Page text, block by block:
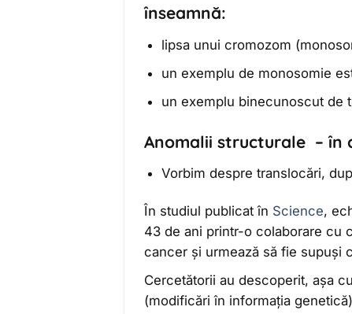
înseamnă:
lipsa unui cromozom
un exemplu de monosomie
un exemplu binecunoscut de
Anomalii structurale – în
Vorbim despre translocări,
În studiul publicat în Science,
43 de ani printr-o colaborare cu
cancer și urmează să fie supuși
Cercetătorii au descoperit, așa
(modificări în informația